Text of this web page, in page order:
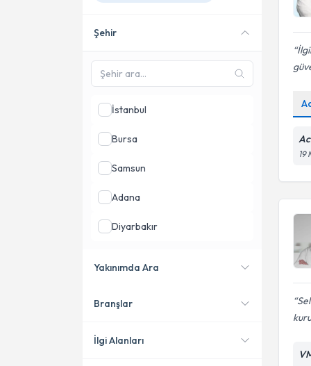
19
Şehir
İstanbul
Bursa
Samsun
Adana
Diyarbakır
Yakınımda Ara
Konumuma yakın uzmanları
Branşlar
İlgi Alanları